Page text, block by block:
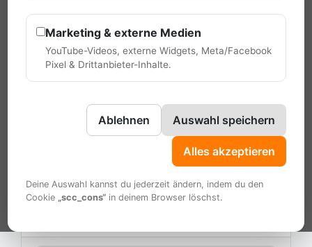
Brunch & Play
bereits ab(vorher: 18.50)
19.50
zwischen 10:00 und 14:00 Uhr
reichhaltiges Frühstücks~Buffet
warmes Mittags~Buffet
1 Tee oder Kaffee für die Großen
nach Wunsch mit einer Aktivität in
unserem Haus
Marketing & externe Medien
YouTube-Videos, externe Widgets, Meta/Facebook
Pixel & Drittanbieter-Inhalte.
Ablehnen Auswahl speichern
Alles akzeptieren
Deine Auswahl kannst du jederzeit ändern, indem du den
Cookie „scc_cons“ in deinem Browser löschst.